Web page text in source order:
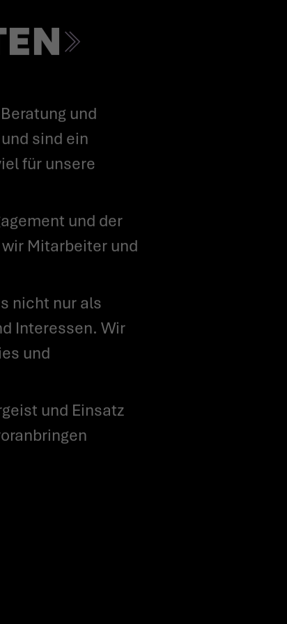
sind ein
für unsere
Mitarbeiter und
Interessen. Wir
und